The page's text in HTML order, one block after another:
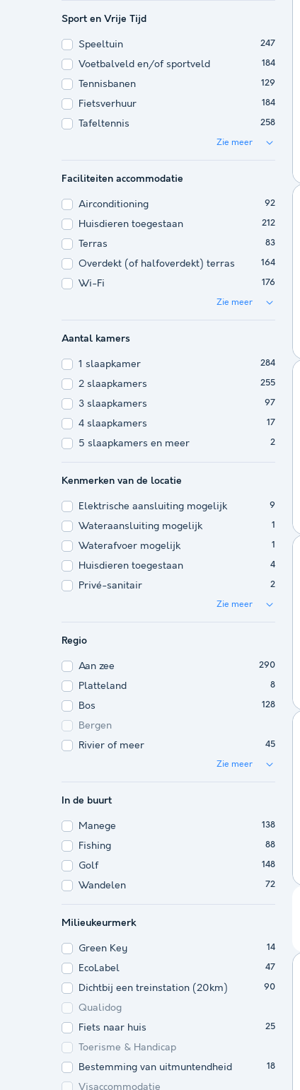
Sport en Vrije Tijd
Speeltuin 247
Voetbalveld en/of sportveld 184
Tennisbanen 129
Fietsverhuur 184
Tafeltennis 258
Zie meer
Faciliteiten accommodatie
Airconditioning 92
Huisdieren toegestaan 212
Terras 83
Overdekt (of halfoverdekt) terras 164
Wi-Fi 176
Zie meer
Aantal kamers
1 slaapkamer 284
2 slaapkamers 255
3 slaapkamers 97
4 slaapkamers 17
5 slaapkamers en meer 2
Kenmerken van de locatie
Elektrische aansluiting mogelijk 9
Wateraansluiting mogelijk 1
Waterafvoer mogelijk 1
Huisdieren toegestaan 4
Privé-sanitair 2
Zie meer
Regio
Aan zee 290
Platteland 8
Bos 128
Bergen
Rivier of meer
45
Zie meer
In de buurt
Manege 138
Fishing 88
Golf 148
Wandelen 72
Milieukeurmerk
Green Key 14
EcoLabel 47
Dichtbij een treinstation (20km) 90
Qualidog
Fiets naar huis
25
Toerisme & Handicap
Bestemming van uitmuntendheid
18
Visaccommodatie